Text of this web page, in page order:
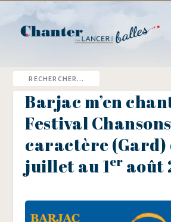
Barjac m’en
Festival
caractère (Gard)
juillet au 1er août